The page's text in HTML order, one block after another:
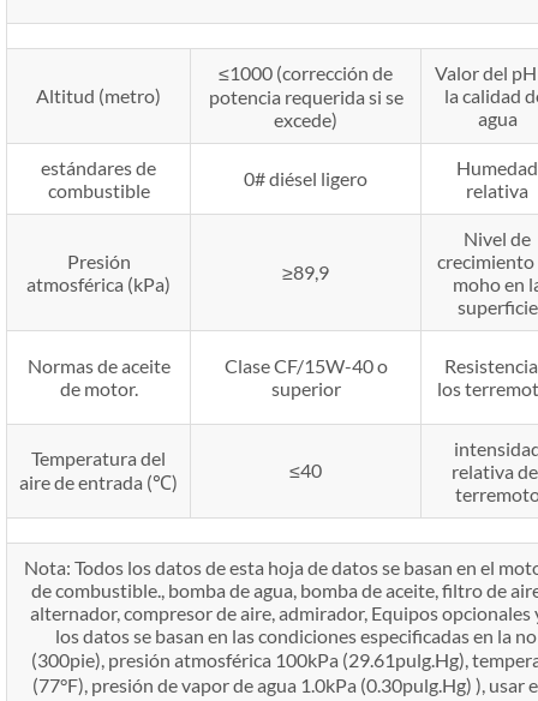
Altitud (metro)
≤1000 (corrección de
potencia requerida si se
excede)
Valor del
la calidad
agua
estándares de
combustible
0# diésel ligero
Humedad
relativa
Presión
atmosférica (kPa)
≥89,9
Nivel de
crecimiento
moho en
superficie
Normas de aceite
de motor.
Clase CF/15W-40 o
superior
los
Temperatura del
aire de entrada (℃)
≤40
relativa
Nota: Todos los datos de esta hoja de datos se basan en el
de combustible., bomba de agua, bomba de aceite, filtro de
alternador, compresor de aire, admirador, Equipos opcionales
los datos se basan en las condiciones especificadas en la
(300pie), presión atmosférica 100kPa (29.61pulg.Hg),
(77°F), presión de vapor de agua 1.0kPa (0.30pulg.Hg) ), usar